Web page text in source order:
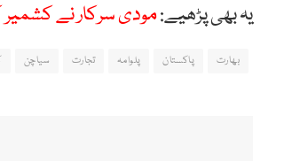
یہ بھی پڑھیے:مودی سرکار نے
بھارت پاکستان پلوامہ تجارت سیاچن